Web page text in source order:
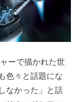
ーで描かれた世
色々と話題にな
なかった」と話